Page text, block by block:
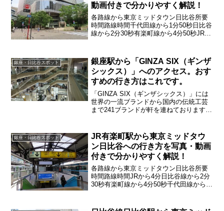
動画付きで分かりやすく解説！
各路線から東京ミッドタウン日比谷所要
時間路線時間千代田線から1分50秒日比谷
線から2分30秒有楽町線から4分50秒JRか
銀座・日比谷スポット
銀座駅から「GINZA SIX（ギンザ
シックス）」へのアクセス。おす
すめの行き方はこれです。
「GINZA SIX（ギンザシックス）」には
世界の一流ブランドから国内の伝統工芸
まで241ブランドが軒を連ねております。
銀座・日比谷スポット
JR有楽町駅から東京ミッドタウ
ン日比谷への行き方を写真・動画
付きで分かりやすく解説！
各路線から東京ミッドタウン日比谷所要
時間路線時間JRから4分日比谷線から2分
30秒有楽町線から4分50秒千代田線から1